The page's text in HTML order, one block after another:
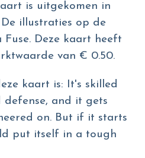
is uitgekomen in
De illustraties op de
Deze kaart heeft
van € 0.50.
kaart is: It's skilled
and it gets
on. But if it starts
put itself in a tough